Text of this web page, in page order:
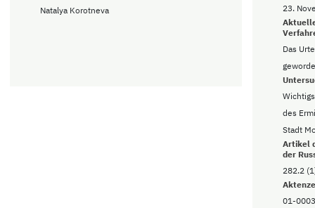
Natalya Korotneva
23.
Das
des
Stadt
Artikel
der
282.2
01-